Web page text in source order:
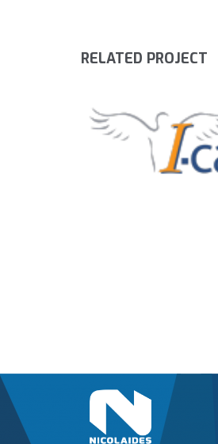
RELATED PROJECT
ICARE
NICOLAIDES INDUSTRIAL